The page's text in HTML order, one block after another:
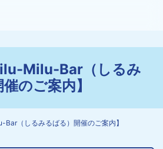
Milu-Bar（しるみ
のご案内】
Bar（しるみるばる）開催のご案内】